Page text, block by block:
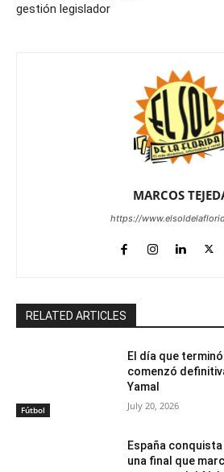
gestión legislador
MARCOS
https://
RELATED ARTICLES
Fútbol
El día que
comenzó
Yamal
July 20, 2026
España
una final que